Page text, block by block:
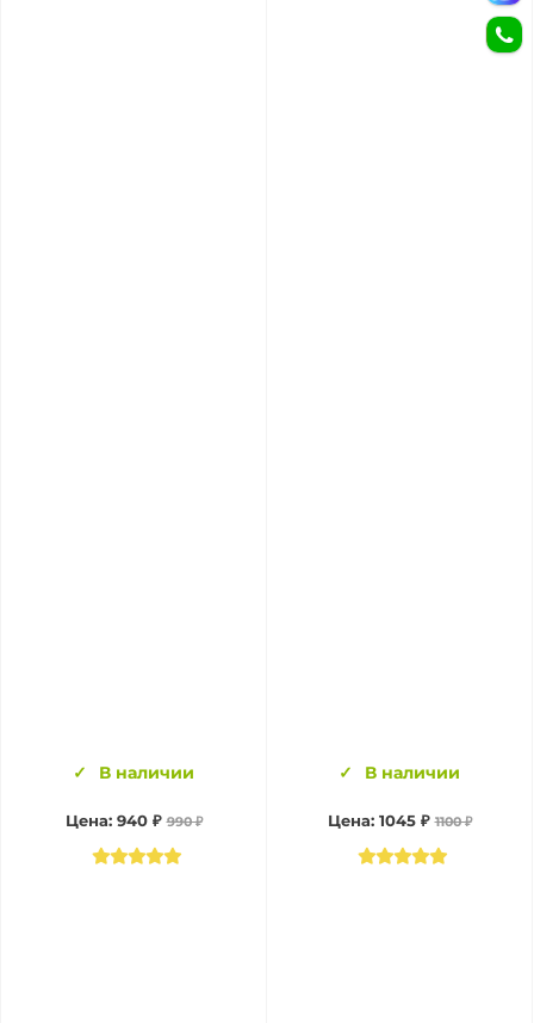
В наличии
Цена: 940 ₽ 990 ₽
В наличии
Цена: 1045 ₽ 1100 ₽